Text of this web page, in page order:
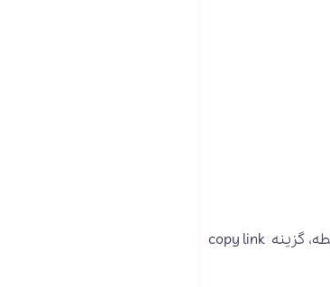
وارد اینستاگرام شوید و پست مورد علاقه‌تان را باز کنید. در بالای پست، سمت راست، داخل قسمت سه‌ نقطه، گزینه copy link